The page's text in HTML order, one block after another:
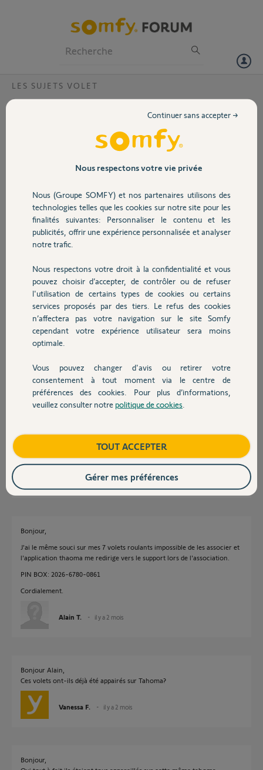
Volet
Sécurité
Domotique
Chauffage
Autres produits
Devis avec un pro
Contact
LES SUJETS VOLET
Impossible de connecter mes volets à
Je souhaiterai ajouter mes 3 volets à l'application thaoma mais ça ne
prog derrière.
Je n'ai pas de télécommande.
En suivant les instructions le volet n'est pas détecter lors de l'appui
sur prog.
Ensuite on me renvoi vers le support.
Merci,
Adrien C.
il y a environ un an
Participer au fil de discussion
Réponses
Vanessa F. il y a environ un an
Bonjour,
J'ai le même souci sur mes 7 volets roulants impossible de les associer et
l'application thaoma me redirige vers le support lors de l'association.
PIN BOX: 2026-6780-0861
Cordialement.
Alain T. il y a 2 mois
Bonjour Alain,
Ces volets ont-ils déjà été appairés sur Tahoma?
Vanessa F. il y a 2 mois
Bonjour,
Nous respectons votre vie privée
Nous (Groupe SOMFY) et nos partenaires utilisons des
technologies telles que les cookies sur notre site pour les
finalités suivantes: Personnaliser le contenu et les
publicités, offrir une expérience personnalisée et analyser
notre trafic.
Nous respectons votre droit à la confidentialité et vous
pouvez choisir d’accepter, de contrôler ou de refuser
l'utilisation de certains types de cookies ou certains
services proposés par des tiers. Le refus des cookies
n’affectera pas votre navigation sur le site Somfy
cependant votre expérience utilisateur sera moins
optimale.
Vous pouvez changer d'avis ou retirer votre
consentement à tout moment via le centre de
préférences des cookies. Pour plus d’informations,
veuillez consulter notre politique de cookies
Continuer sans accepter →
TOUT ACCEPTER
Gérer mes préférences